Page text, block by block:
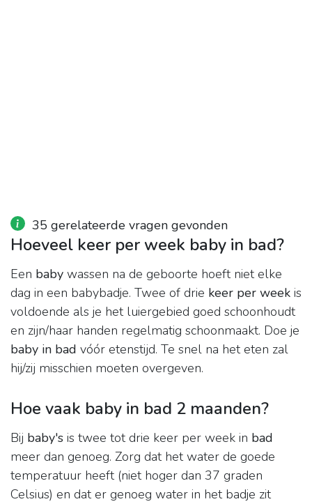
35 gerelateerde vragen gevonden
Hoeveel keer per week baby in bad?
Een baby wassen na de geboorte hoeft niet elke
dag in een babybadje. Twee of drie keer per week is
voldoende als je het luiergebied goed schoonhoudt
en zijn/haar handen regelmatig schoonmaakt. Doe je
baby in bad vóór etenstijd. Te snel na het eten zal
hij/zij misschien moeten overgeven.
Hoe vaak baby in bad 2 maanden?
Bij baby's is twee tot drie keer per week in bad
meer dan genoeg. Zorg dat het water de goede
temperatuur heeft (niet hoger dan 37 graden
Celsius) en dat er genoeg water in het badje zit